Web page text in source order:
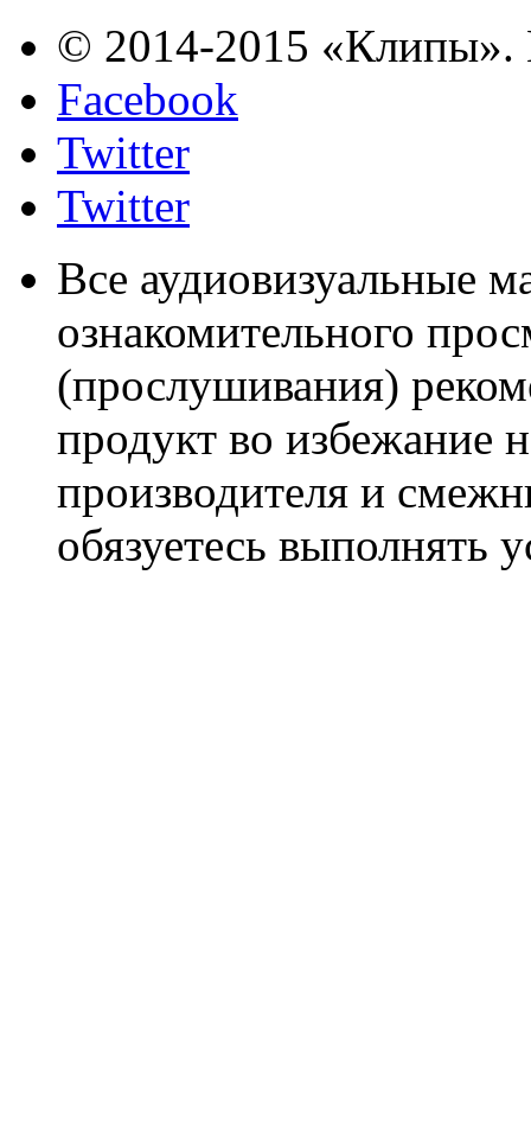
© 2014-2015 «Клипы».
Facebook
Twitter
Twitter
Все аудиовизуальные
ознакомительного
(прослушивания)
продукт во избежание
производителя и
обязуетесь выполнять